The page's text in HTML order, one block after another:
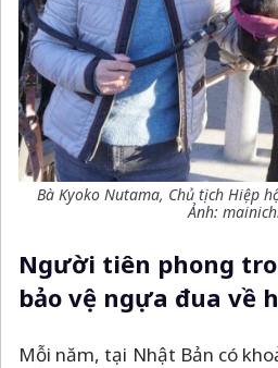
Bà Kyoko Nutama, Chủ tịch Hiệp
Ảnh:
Người tiên phong
bảo vệ ngựa đua về
Mỗi năm, tại Nhật Bản có